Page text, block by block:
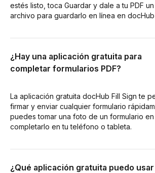
estés listo, toca Guardar y dale a tu PDF
archivo para guardarlo en línea en
¿Hay una aplicación gratuita para
completar formularios PDF?
La aplicación gratuita docHub Fill Sign te
firmar y enviar cualquier formulario
puedes tomar una foto de un formulario
completarlo en tu teléfono o tableta.
¿Qué aplicación gratuita puedo usar